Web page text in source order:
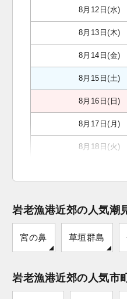
8月12日(水)
8月13日(木)
8月14日(金)
8月15日(土)
8月16日(日)
8月17日(月)
8月18日(火)
岩老漁港近郊の人気潮
宮の鼻 草垣群島
岩老漁港近郊の人気市